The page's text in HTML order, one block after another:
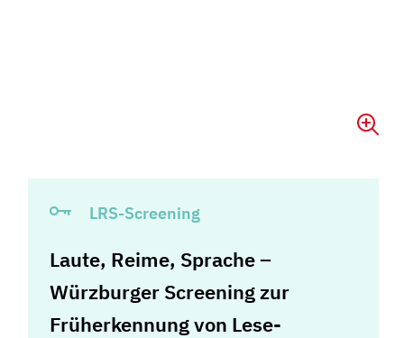
LRS-Screening
Laute, Reime, Sprache –
Würzburger Screening zur
Früherkennung von Lese-